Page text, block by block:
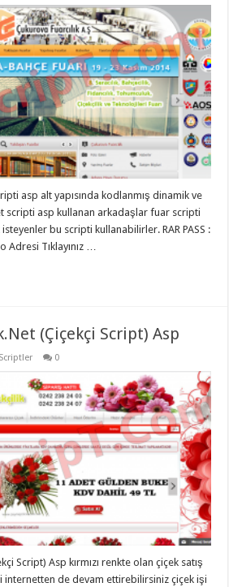
asp alt yapısında kodlanmış dinamik ve
scripti asp kullanan arkadaşlar fuar scripti
bu scripti kullanabilirler. RAR PASS :
Tıklayınız …
(Çiçekçi Script) Asp
0
Script) Asp kırmızı renkte olan çiçek satış
internetten de devam ettirebilirsiniz çiçek işi